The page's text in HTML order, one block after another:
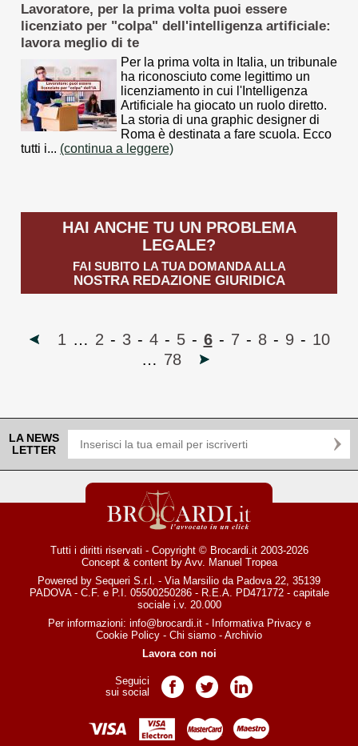
Lavoratore, per la prima volta puoi essere
licenziato per "colpa" dell'intelligenza artificiale:
lavora meglio di te
Per la prima volta in Italia, un tribunale
ha riconosciuto come legittimo un
licenziamento in cui l'Intelligenza
Artificiale ha giocato un ruolo diretto.
La storia di una graphic designer di
Roma è destinata a fare scuola. Ecco
tutti i... (continua a leggere)
HAI ANCHE TU UN PROBLEMA
LEGALE?
FAI SUBITO LA TUA DOMANDA ALLA
NOSTRA REDAZIONE GIURIDICA
1 … 2 - 3 - 4 - 5 - 6 - 7 - 8 - 9 - 10
… 78
LA NEWS
LETTER
Tutti i diritti riservati - Copyright © Brocardi.it 2003-2026
Concept & content by Avv. Manuel Tropea
Powered by Sequeri S.r.l. - Via Marsilio da Padova 22, 35139
PADOVA - C.F. e P.I. 05500250286 - R.E.A. PD471772 - capitale
sociale i.v. 20.000
Per informazioni: info@brocardi.it- Informativa Privacye
Cookie Policy - Chi siamo - Archivio
Lavora con noi
Seguici
sui social
Pagina Facebook
Pagina TwitterPagina LinkedIn